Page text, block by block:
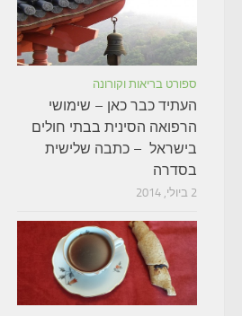
ספורט בריאות וקורונה
העתיד כבר כאן – שימושי
הרפואה הסינית בבתי חולים
בישראל – כתבה שלישית
בסדרה
2 ביולי, 2014